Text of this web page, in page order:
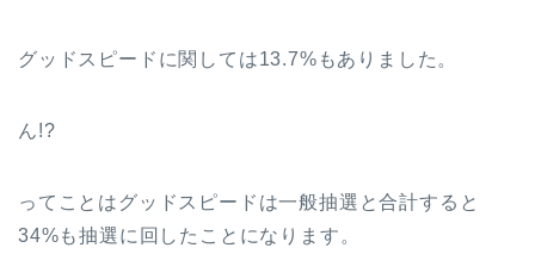
グッドスピードに関しては13.7%もありました。
ん!?
ってことはグッドスピードは一般抽選と合計すると
34%も抽選に回したことになります。